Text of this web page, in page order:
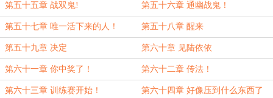
第五十五章 战双鬼! 第五十六章 通幽战鬼！
第五十七章 唯一活下来的人！ 第五十八章 醒来
第五十九章 决定 第六十章 见陆依依
第六十一章 你中奖了！ 第六十二章 传法！
第六十三章 训练赛开始！ 第六十四章 好像压到什么东西了